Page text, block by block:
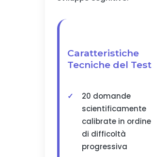
Caratteristiche
Tecniche del Test
20 domande
scientificamente
calibrate in ordine
di difficoltà
progressiva